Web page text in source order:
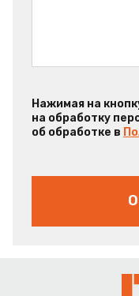
Нажимая на
на обработку
об обработке в